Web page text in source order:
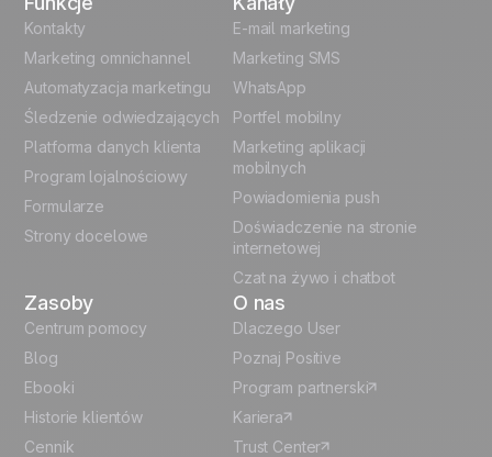
Automation
templates
Unlock the full use-case
English
French
German
Italian
Español
Kontakty
Marketing omnichannel
Automatyzacja marketingu
Śledzenie odwiedzających
Platforma danych klienta
Program lojalnościowy
Formularze
Strony docelowe
E-mail marketing
Marketing SMS
WhatsApp
Portfel mobilny
Marketing aplikacji
mobilnych
Powiadomienia push
Doświadczenie na stronie
internetowej
Czat na żywo i chatbot
Zasoby
Centrum pomocy
Blog
Ebooki
Historie klientów
Cennik
O nas
Dlaczego User
Poznaj Positive
Program partnerski
Kariera
Trust Center